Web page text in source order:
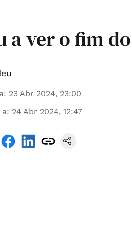
a ver o fim
: 23 Abr 2024, 23:00
a: 24 Abr 2024, 12:47